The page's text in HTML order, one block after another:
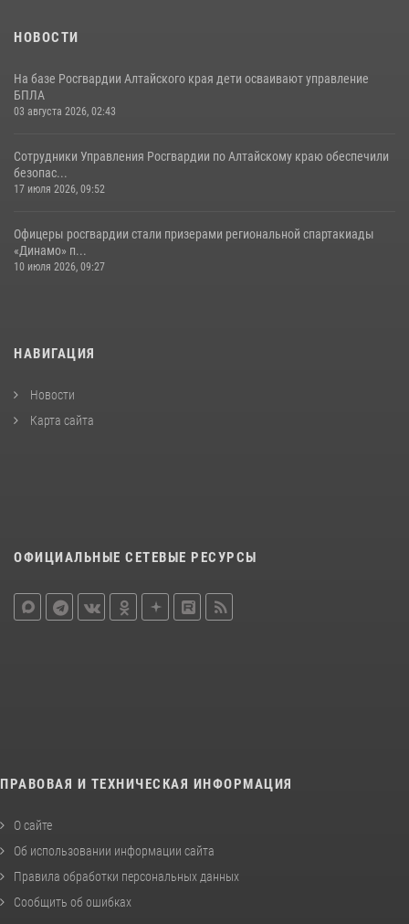
НОВОСТИ
На базе Росгвардии Алтайского края дети осваивают управление
БПЛА
03 августа 2026, 02:43
Сотрудники Управления Росгвардии по Алтайскому краю обеспечили
безопас...
17 июля 2026, 09:52
Офицеры росгвардии стали призерами региональной спартакиады
«Динамо» п...
10 июля 2026, 09:27
НАВИГАЦИЯ
Новости
Карта сайта
ОФИЦИАЛЬНЫЕ СЕТЕВЫЕ РЕСУРСЫ
ПРАВОВАЯ И ТЕХНИЧЕСКАЯ ИНФОРМАЦИЯ
О сайте
Об использовании информации сайта
Правила обработки персональных данных
Сообщить об ошибках